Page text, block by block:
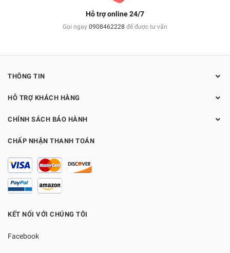
Hỗ trợ online 24/7
Gọi ngay 0908462228 để được tư vấn
THÔNG TIN
HỖ TRỢ KHÁCH HÀNG
CHÍNH SÁCH BẢO HÀNH
CHẤP NHẬN THANH TOÁN
KẾT NỐI VỚI CHÚNG TÔI
Facebook